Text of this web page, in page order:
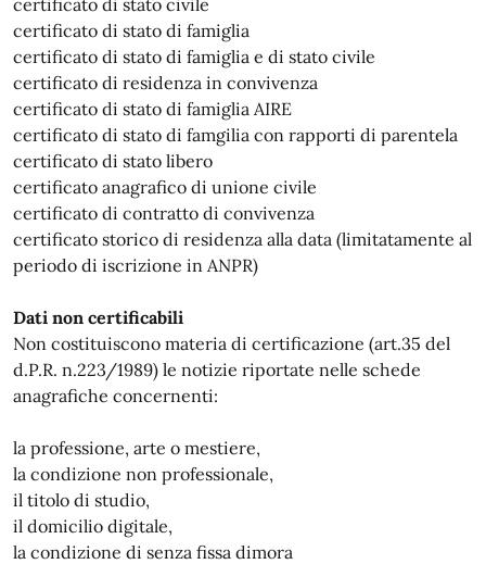
certificato di stato civile
certificato di stato di famiglia
certificato di stato di famiglia e di stato civile
certificato di residenza in convivenza
certificato di stato di famiglia AIRE
certificato di stato di famgilia con rapporti di parentela
certificato di stato libero
certificato anagrafico di unione civile
certificato di contratto di convivenza
certificato storico di residenza alla data (limitatamente al
periodo di iscrizione in ANPR)
Dati non certificabili
Non costituiscono materia di certificazione (art.35 del
d.P.R. n.223/1989) le notizie riportate nelle schede
anagrafiche concernenti:
la professione, arte o mestiere,
la condizione non professionale,
il titolo di studio,
il domicilio digitale,
la condizione di senza fissa dimora